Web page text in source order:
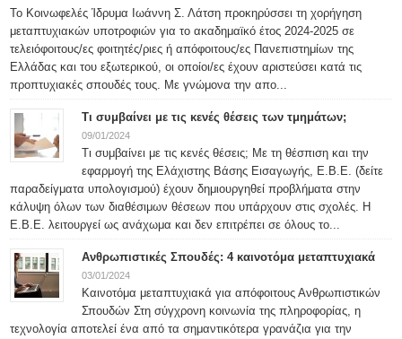
Το Κοινωφελές Ίδρυμα Ιωάννη Σ. Λάτση προκηρύσσει τη χορήγηση
μεταπτυχιακών υποτροφιών για το ακαδημαϊκό έτος 2024-2025 σε
τελειόφοιτους/ες φοιτητές/ριες ή απόφοιτους/ες Πανεπιστημίων της
Ελλάδας και του εξωτερικού, οι οποίοι/ες έχουν αριστεύσει κατά τις
προπτυχιακές σπουδές τους. Με γνώμονα την απο...
Τι συμβαίνει με τις κενές θέσεις των τμημάτων;
09/01/2024
Τι συμβαίνει με τις κενές θέσεις; Με τη θέσπιση και την
εφαρμογή της Ελάχιστης Βάσης Εισαγωγής, Ε.Β.Ε. (δείτε
παραδείγματα υπολογισμού) έχουν δημιουργηθεί προβλήματα στην
κάλυψη όλων των διαθέσιμων θέσεων που υπάρχουν στις σχολές. Η
Ε.Β.Ε. λειτουργεί ως ανάχωμα και δεν επιτρέπει σε όλους το...
Ανθρωπιστικές Σπουδές: 4 καινοτόμα μεταπτυχιακά
03/01/2024
Καινοτόμα μεταπτυχιακά για απόφοιτους Ανθρωπιστικών
Σπουδών Στη σύγχρονη κοινωνία της πληροφορίας, η
τεχνολογία αποτελεί ένα από τα σημαντικότερα γρανάζια για την